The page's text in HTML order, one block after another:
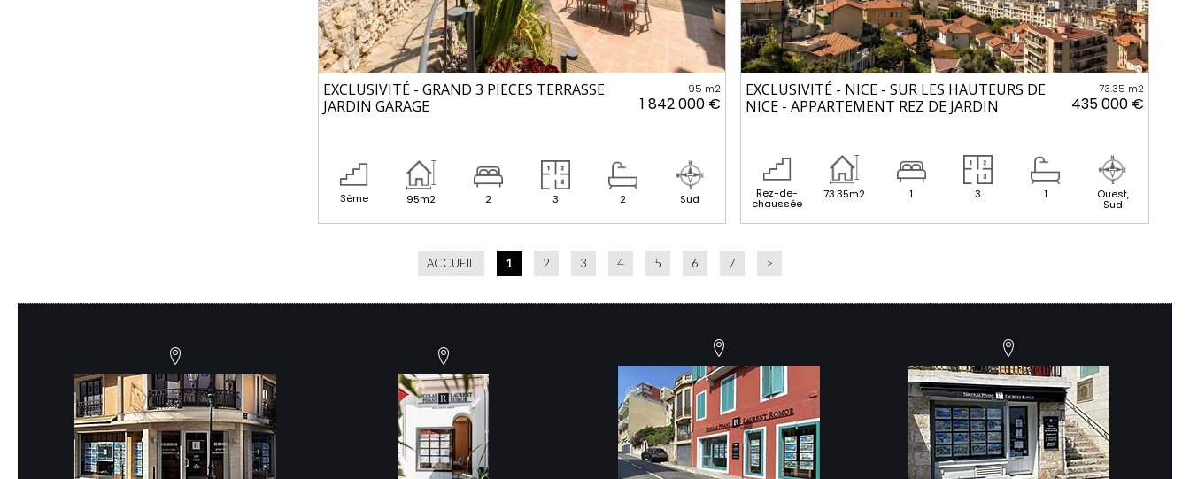
EXCLUSIVITÉ - GRAND 3 PIECES TERRASSE
JARDIN GARAGE
95 m2
1 842 000 €
3ème 95m2 2 3 2 Sud
EXCLUSIVITÉ - NICE - SUR LES HAUTEURS DE
NICE - APPARTEMENT REZ DE JARDIN
73.35 m2
435 000 €
Rez-de-
chaussée
73.35m2 1 3 1 Ouest,
Sud
ACCUEIL 1 2 3 4 5 6 7 >